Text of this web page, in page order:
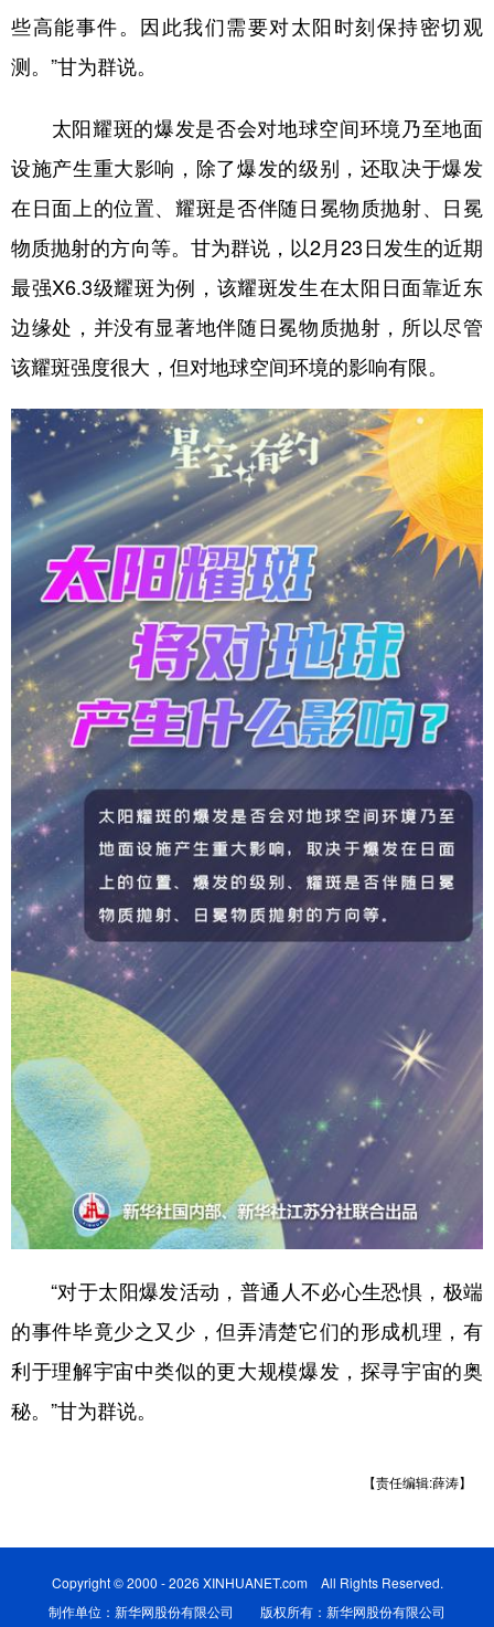
些高能事件。因此我们需要对太阳时刻保持密切观
测。”甘为群说。
太阳耀斑的爆发是否会对地球空间环境乃至地面
设施产生重大影响，除了爆发的级别，还取决于爆发
在日面上的位置、耀斑是否伴随日冕物质抛射、日冕
物质抛射的方向等。甘为群说，以2月23日发生的近期
最强X6.3级耀斑为例，该耀斑发生在太阳日面靠近东
边缘处，并没有显著地伴随日冕物质抛射，所以尽管
该耀斑强度很大，但对地球空间环境的影响有限。
“对于太阳爆发活动，普通人不必心生恐惧，极端
的事件毕竟少之又少，但弄清楚它们的形成机理，有
利于理解宇宙中类似的更大规模爆发，探寻宇宙的奥
秘。”甘为群说。
【责任编辑:薛涛】
Copyright © 2000 - 2026 XINHUANET.com All Rights Reserved.
制作单位：新华网股份有限公司 版权所有：新华网股份有限公司